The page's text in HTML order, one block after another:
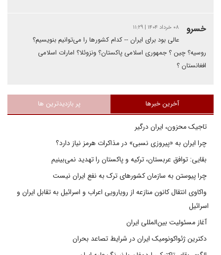
خسرو ۰۸ خرداد ۱۴۰۴ | ۱۱:۲۹
عالی بود برای ایران -- کدام کشورها را می‌توانیم بنویسیم؟
روسیه؟ چین ؟ جمهوری اسلامی پاکستان؟ ونزوئلا؟ امارات اسلامی
افغانستان ؟
آخرین خبرها پر بازدیدترین ها
تاجیک محزون، ایران درگیر
چرا ایران به «پیروزی نسبی» در مذاکرات هرمز نیاز دارد؟
بقایی: توافق عربستان، ترکیه و پاکستان را تهدید نمی‌بینیم
چرا پیوستن به سازمان کشورهای ترک به نفع ایران نیست
واکاوی انتقال کانون منازعه از رویارویی اعراب و اسرائیل به تقابل ایران و
اسرائیل
آغاز مسئولیت بین‌المللی ایران
دکترین ژئواکونومیک ایران در شرایط تصاعد بحران